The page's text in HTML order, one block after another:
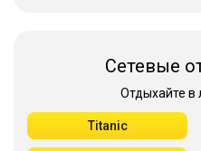
Сетевые
Отдыхайте в
Titanic